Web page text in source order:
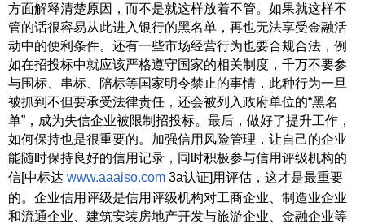
方面解释清楚原因，而不是就这样放着不管。如果就这样不
管的话很容易从此进入银行的黑名单，再也无法享受金融活
动中的便利条件。还有一些市场经营行为也要合规合法，例
如在招投标中就应该严格遵守国家的相关制度，千万不要参
与围标、串标、陪标等国家明令禁止的事情，此种行为一旦
被抓到不但要承受法律责任，还会被列入政府单位的“黑名
单”，成为失信企业被限制招投标。最后，做好了提升工作，
如何保持也是很重要的。加强信用风险管理，让自己的企业
能随时保持良好的信用记录，同时积极参与信用评级机构的
信[中标达 www.aaaiso.com 3a认证]用评估，这才是最重要
的。企业信用评级是信用评级机构对工商企业、制造业企业
和流通企业、建筑安装房地产开发与旅游企业、金融企业等